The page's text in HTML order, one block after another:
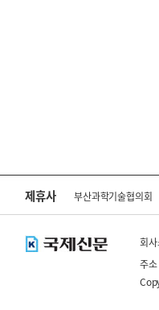
제휴사 부산과학기술협의회
회사
주